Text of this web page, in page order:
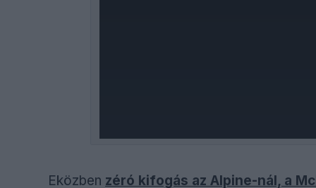
Eközben zéró kifogás az Alpine-nál, a